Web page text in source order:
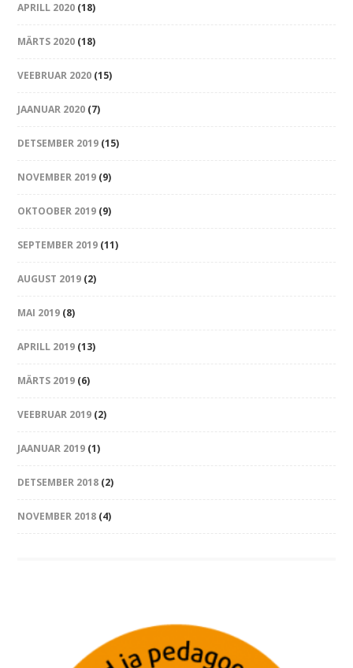
APRILL 2020 (18)
MÄRTS 2020 (18)
VEEBRUAR 2020 (15)
JAANUAR 2020 (7)
DETSEMBER 2019 (15)
NOVEMBER 2019 (9)
OKTOOBER 2019 (9)
SEPTEMBER 2019 (11)
AUGUST 2019 (2)
MAI 2019 (8)
APRILL 2019 (13)
MÄRTS 2019 (6)
VEEBRUAR 2019 (2)
JAANUAR 2019 (1)
DETSEMBER 2018 (2)
NOVEMBER 2018 (4)